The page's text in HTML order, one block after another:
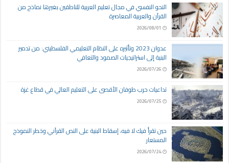
النحو النفسي في مجال تعليم العربية للناطقين بغيرها نماذج من
القرآن والعربية المعاصرة
2026/08/01
عدوان 2023 وتأثيره على النظام التعليمي الفلسطيني: من تدمير
البنية إلى استراتيجيات الصمود والتعافي
2026/07/26
تداعيات حرب طوفان الأقصى على التعليم العالي في قطاع غزة
2026/07/25
حين تقرأ فيك لا فيه، إسقاط البنية على النص القرآني وخطر النموذج
المستعار
2026/07/24